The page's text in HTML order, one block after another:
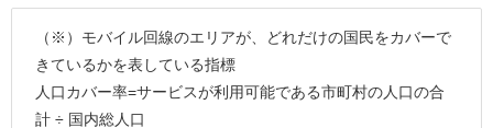
（※）モバイル回線のエリアが、どれだけの国民をカバーで
きているかを表している指標
人口カバー率=サービスが利用可能である市町村の人口の合
計 ÷ 国内総人口